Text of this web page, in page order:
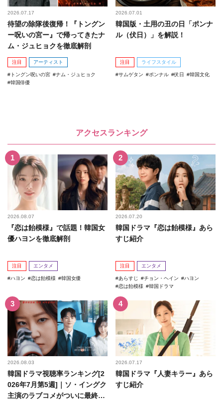
2026.07.17
待望の除隊後復帰！『トングン
ー呪いの宮ー』で帰ってきたナ
ム・ジュヒョクを徹底解剖
注目 アーティスト
トングン呪いの宮
ナム・ジュヒョク
韓国俳優
2026.07.01
韓国版・土用の丑の日「ポンナ
ル（伏日）」を解説！
注目 ライフスタイル
サムゲタン ポンナル 伏日 韓国文化
アクセスランキング
2026.08.07
『恋は飴模様』で話題！韓国女
優ハヨンを徹底解剖
注目 エンタメ
ハヨン 恋は飴模様 韓国女優
2026.07.20
韓国ドラマ『恋は飴模様』あら
すじ紹介
注目 エンタメ
あらすじ チョン・ヘイン
ハヨン
恋は飴模様
韓国ドラマ
2026.08.03
韓国ドラマ視聴率ランキング[2
026年7月第5週]｜ソ・イングク
主演のラブコメがついに最終
2026.07.17
韓国ドラマ『人妻キラー』あら
すじ紹介